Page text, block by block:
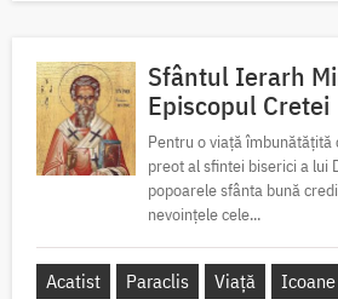
Sfântul Ierarh
Episcopul Cretei
Pentru o viață îmbunătățită
preot al sfintei biserici a lui
popoarele sfânta bună
nevoințele cele...
Acatist Paraclis Viață Icoane